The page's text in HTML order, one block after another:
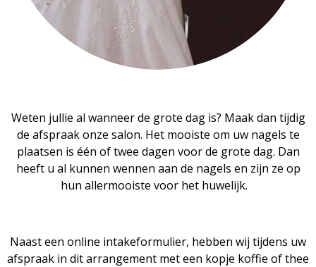
Weten jullie al wanneer de grote dag is? Maak dan tijdig
de afspraak onze salon. Het mooiste om uw nagels te
plaatsen is één of twee dagen voor de grote dag. Dan
heeft u al kunnen wennen aan de nagels en zijn ze op
hun allermooiste voor het huwelijk.
Naast een online intakeformulier, hebben wij tijdens uw
afspraak in dit arrangement met een kopje koffie of thee